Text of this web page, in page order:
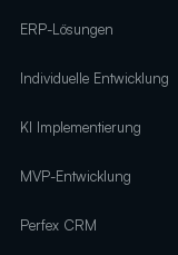
ERP-Lösungen
Individuelle Entwicklung
KI Implementierung
MVP-Entwicklung
Perfex CRM